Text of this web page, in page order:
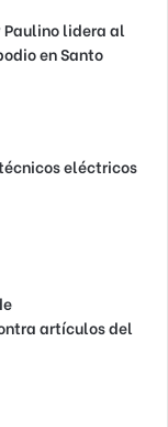
Paulino lidera al
en Santo
eléctricos
artículos del